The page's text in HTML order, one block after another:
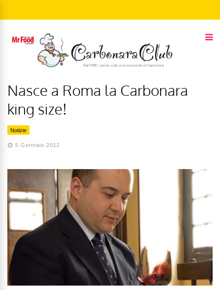
Nasce a Roma la Carbonara
king size!
Notizie
5 Gennaio 2012